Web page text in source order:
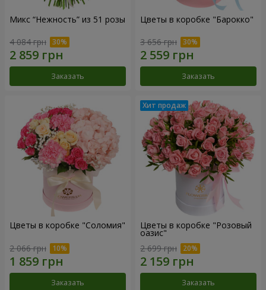
Микс “Нежность” из 51 розы
4 084 грн
Заказать
Цветы в коробке "Барокко"
3 656 грн
Заказать
Цветы в коробке "Соломия"
2 066 грн
Заказать
Цветы в коробке "Розовый
оазис"
2 699 грн
Заказать